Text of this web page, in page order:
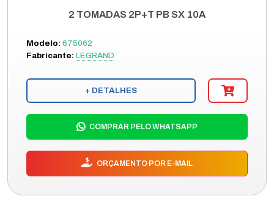
2 TOMADAS 2P+T PB SX 10A
Modelo: 675062
Fabricante: LEGRAND
+ DETALHES
COMPRAR PELO WHATSAPP
ORÇAMENTO POR E-MAIL